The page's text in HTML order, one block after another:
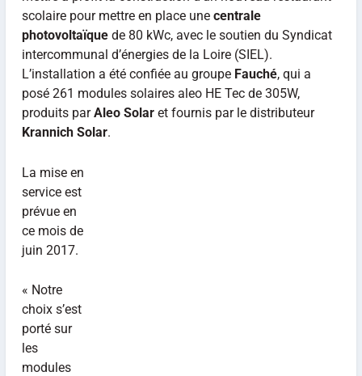
scolaire pour mettre en place une centrale
photovoltaïquede 80 kWc, avec le soutien du Syndicat
intercommunal d’énergies de la Loire (SIEL).
L’installation a été confiée au groupe Fauché, qui a
posé 261 modules solaires aleo HE Tec de 305W,
produits parAleo Solaret fournis par le distributeur
Krannich Solar.
La mise en
service est
prévue en
ce mois de
juin 2017.
« Notre
choix s’est
porté sur
les
modules